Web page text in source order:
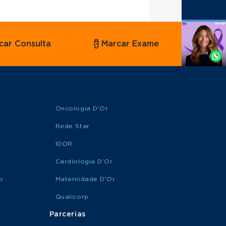
Agende
Whatsapp
Consulta Marcar Exame
Oncologia D'Or
Rede Star
IDOR
Cardiologia D’Or
Maternidade D'Or
Qualicorp
Parcerias